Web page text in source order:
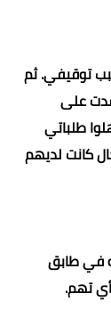
توقيفي. ثم
على
طلباتي
كانت لديهم
في طابق
.